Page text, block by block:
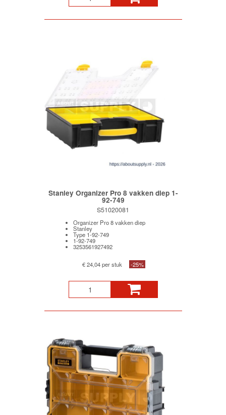
Stanley Organizer Pro 8 vakken diep 1-
92-749
S51020081
Organizer Pro 8 vakken diep
Stanley
Type 1-92-749
1-92-749
3253561927492
€ 24,04 per stuk -25%